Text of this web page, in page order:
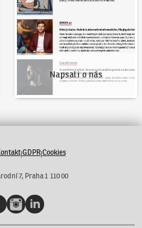
Napsali o nás
|GDPR|Cookies
7, Praha 1 110 00
InstagramLinkedIn